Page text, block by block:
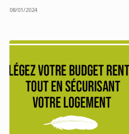
08/01/2024